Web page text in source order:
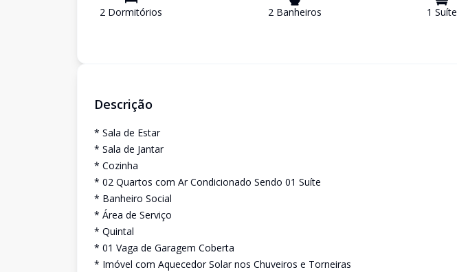
2 Dormitórios 2Banheiros 1 Suíte
Descrição
* Sala de Estar
* Sala de Jantar
* Cozinha
* 02 Quartos com Ar Condicionado Sendo 01 Suíte
* Banheiro Social
* Área de Serviço
* Quintal
* 01 Vaga de Garagem Coberta
* Imóvel com Aquecedor Solar nos Chuveiros e Torneiras